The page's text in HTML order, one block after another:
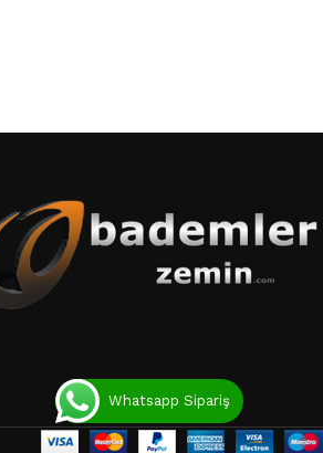
Whatsapp Sipariş